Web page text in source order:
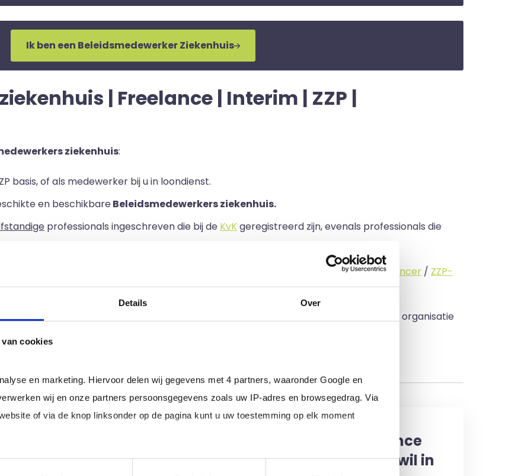
Details Over
cookies
en marketing. Hiervoor delen wij gegevens met 4 partners, waaronder Google en
wij en onze partners persoonsgegevens zoals uw IP-adres en browsegedrag. Via
of via de knop linksonder op de pagina kunt u uw toestemming op elk moment
Ik ben een Beleidsmedewerker Ziekenhuis
| Freelance | Interim | ZZP |
ziekenhuis:
basis, of als medewerker bij u in loondienst.
en beschikbareBeleidsmedewerkers ziekenhuis.
professionals ingeschreven die bij de KvKgeregistreerd zijn, evenals professionals die
bij uw organisatie.
interimmer/freelancer / ZZP-
dan het landelijke gemiddelde van ruim 20%
, zodat uw budget zo veel mogelijk in uw organisatie
in loondienst uit uw regio.
freelance
(of iemand
Ik ben een interim, freelance
of ZZP professional (of ik wil in